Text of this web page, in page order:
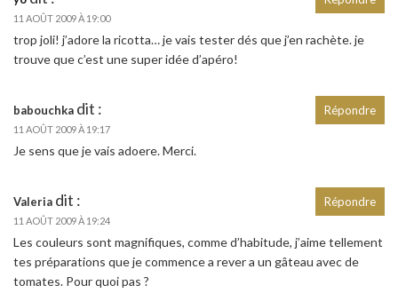
11 AOÛT 2009 À 19:00
trop joli! j’adore la ricotta… je vais tester dés que j’en rachète. je
trouve que c’est une super idée d’apéro!
babouchka dit :
11 AOÛT 2009 À 19:17
Je sens que je vais adoere. Merci.
Répondre
Valeria dit :
11 AOÛT 2009 À 19:24
Les couleurs sont magnifiques, comme d’habitude, j’aime tellement
tes préparations que je commence a rever a un gâteau avec de
tomates. Pour quoi pas ?
Répondre